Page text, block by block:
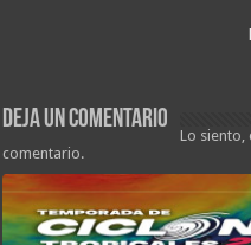
Deja un comentario
Lo
comentario.